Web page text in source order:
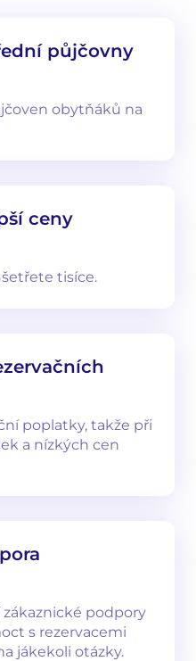
půjčovny
obytňáků na
ceny
tisíce.
poplatky, takže při
a nízkých cen
podpory
s rezervacemi
jákekoli otázky.